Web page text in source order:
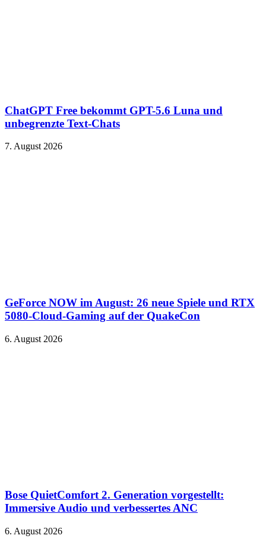
ChatGPT Free bekommt GPT-5.6 Luna und
unbegrenzte Text-Chats
7. August 2026
GeForce NOW im August: 26 neue Spiele und RTX
5080-Cloud-Gaming auf der QuakeCon
6. August 2026
Bose QuietComfort 2. Generation vorgestellt:
Immersive Audio und verbessertes ANC
6. August 2026